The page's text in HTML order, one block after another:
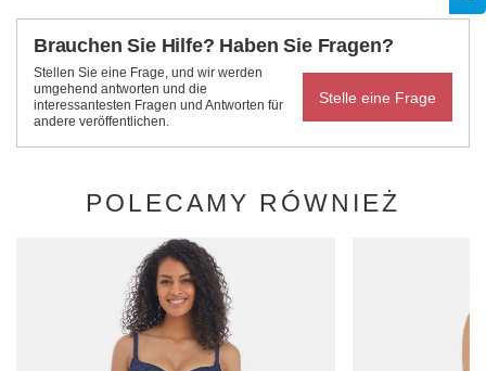
Brauchen Sie Hilfe? Haben Sie Fragen?
Stellen Sie eine Frage, und wir werden
umgehend antworten und die
interessantesten Fragen und Antworten für
andere veröffentlichen.
Stelle eine Frage
POLECAMY RÓWNIEŻ